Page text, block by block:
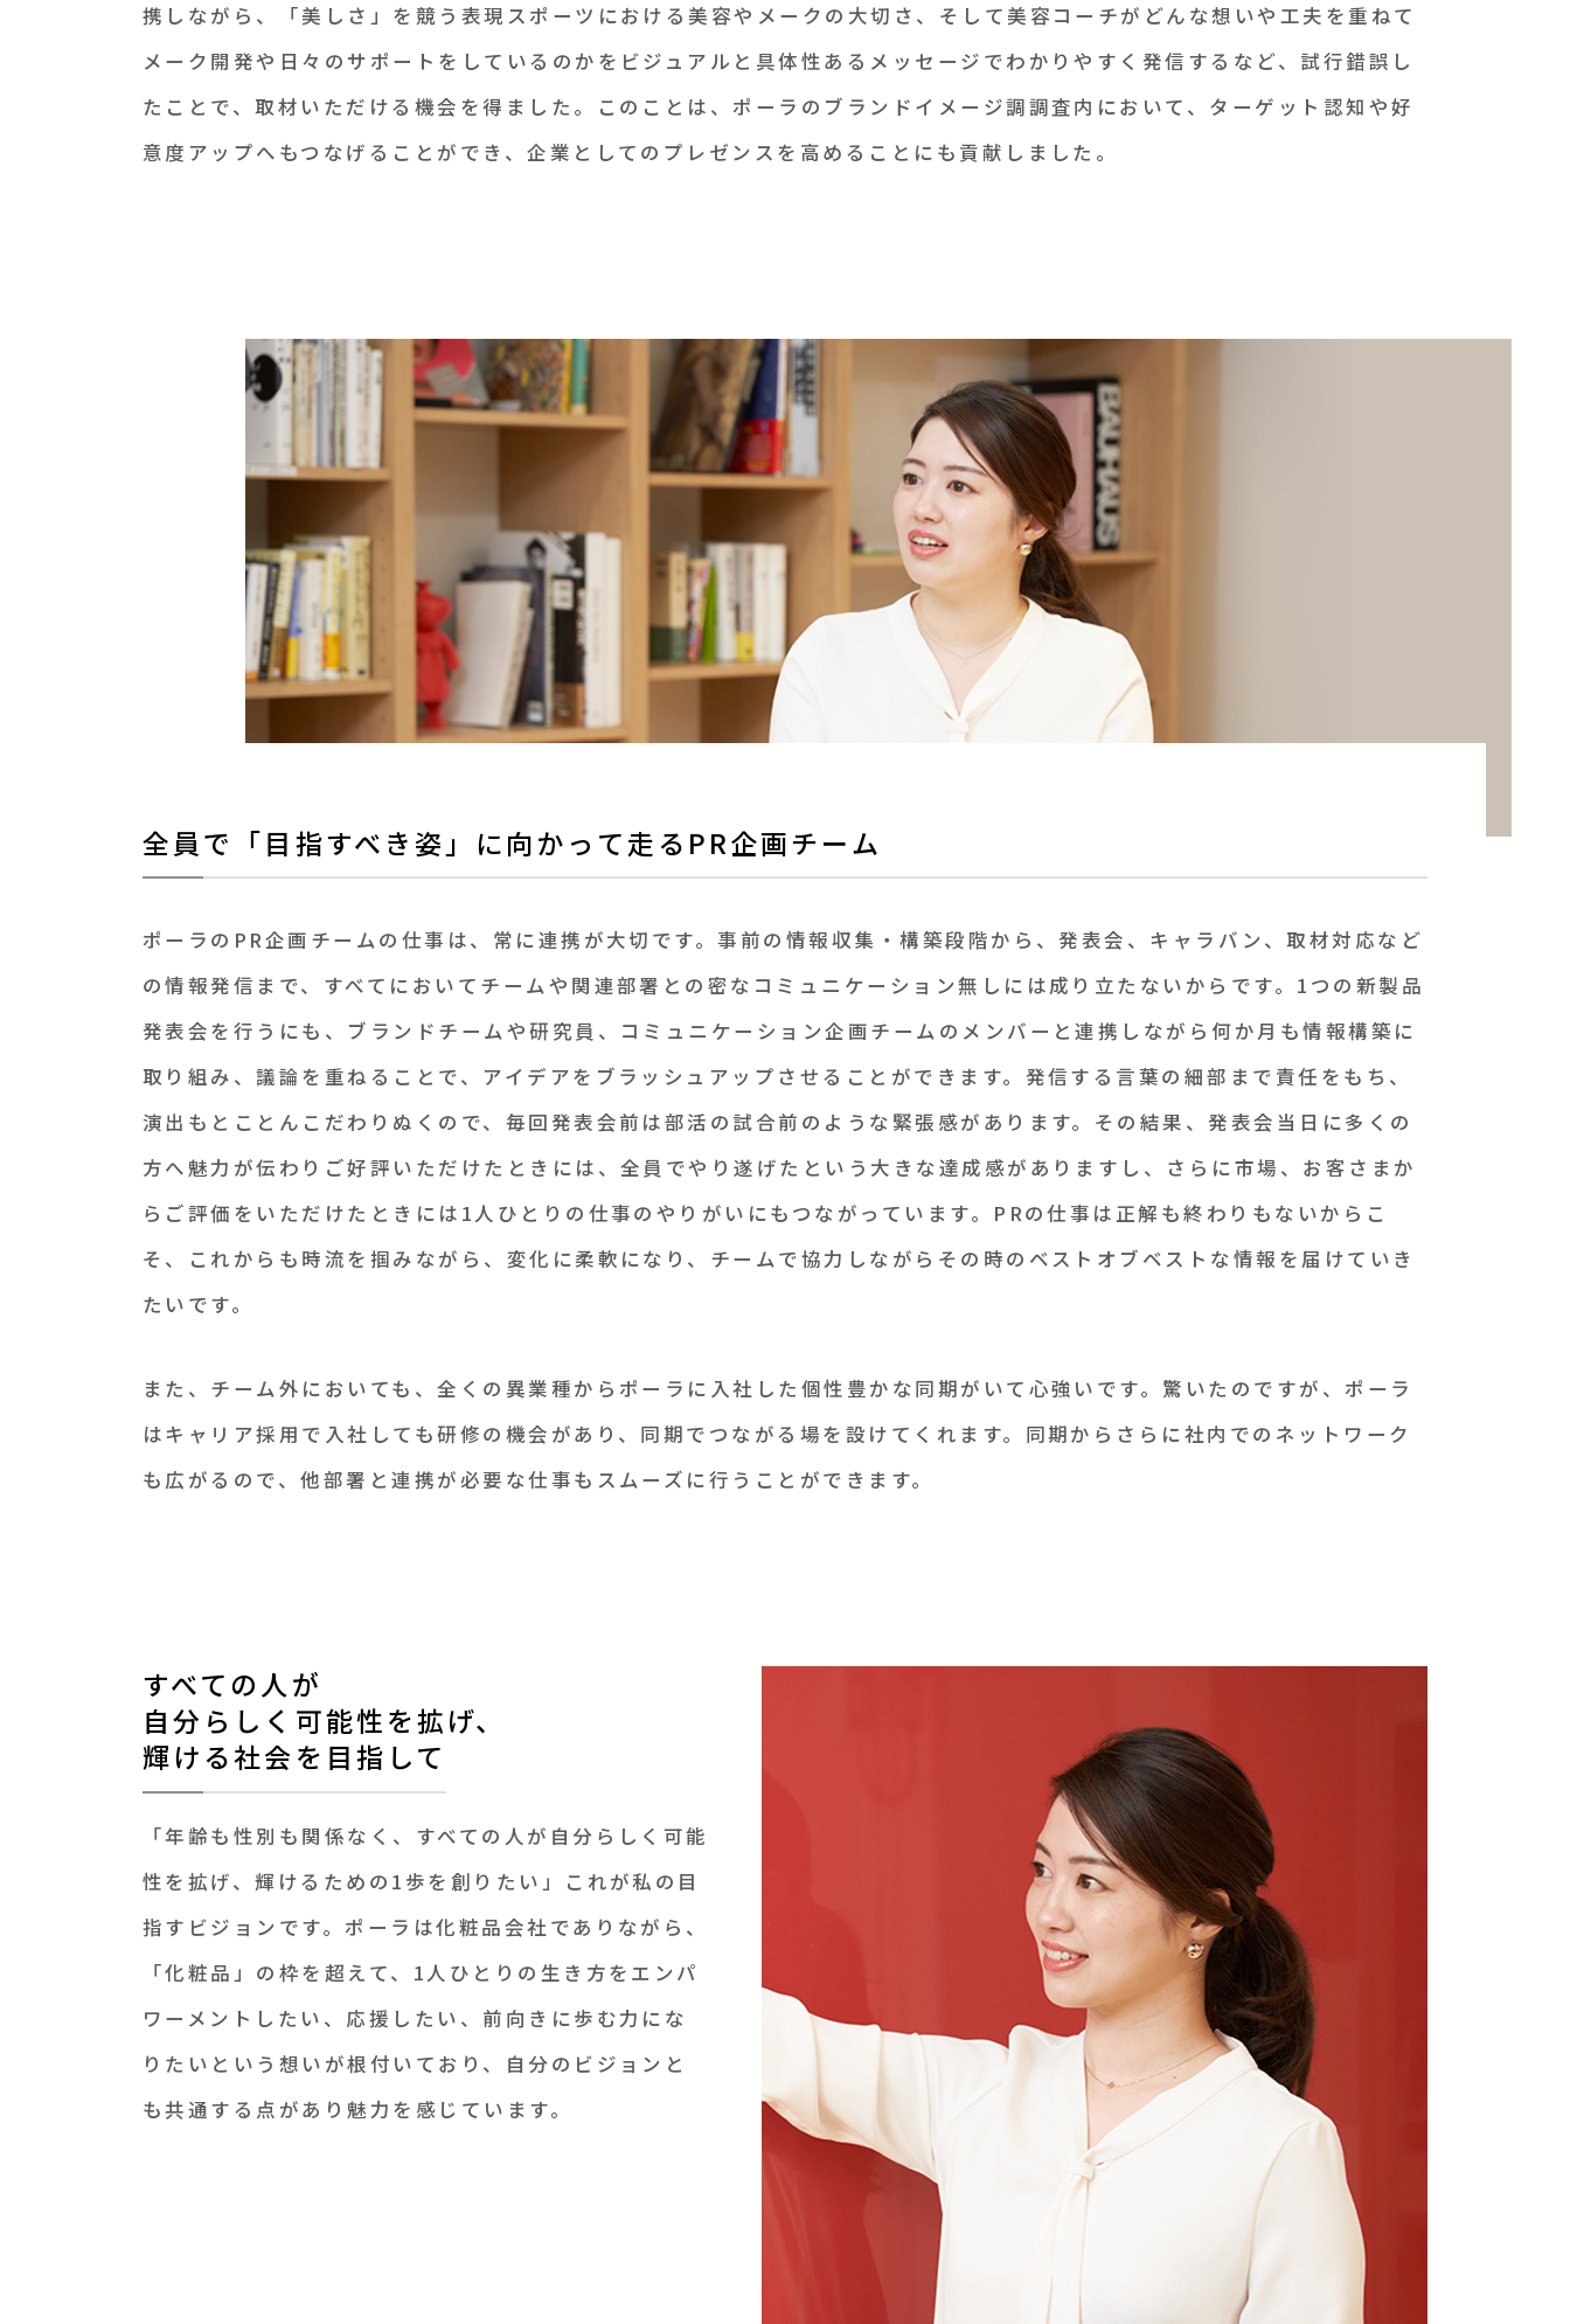
携しながら、「美しさ」を競う表現スポーツにおける美容やメークの大切さ、そして美容コーチがどんな想いや工夫を重ねて
メーク開発や日々のサポートをしているのかをビジュアルと具体性あるメッセージでわかりやすく発信するなど、試行錯誤し
たことで、取材いただける機会を得ました。このことは、ポーラのブランドイメージ調調査内において、ターゲット認知や好
意度アップへもつなげることができ、企業としてのプレゼンスを高めることにも貢献しました。
全員で「目指すべき姿」に向かって走る PR企画チーム
ポーラのPR企画チームの仕事は、常に連携が大切です。事前の情報収集・構築段階から、発表会、キャラバン、取材対応など
の情報発信まで、すべてにおいてチームや関連部署との密なコミュニケーション無しには成り立たないからです。1つの新製品
発表会を行うにも、ブランドチームや研究員、コミュニケーション企画チームのメンバーと連携しながら何か月も情報構築に
取り組み、議論を重ねることで、アイデアをブラッシュアップさせることができます。発信する言葉の細部まで責任をもち、
演出もとことんこだわりぬくので、毎回発表会前は部活の試合前のような緊張感があります。その結果、発表会当日に多くの
方へ魅力が伝わりご好評いただけたときには、全員でやり遂げたという大きな達成感がありますし、さらに市場、お客さまか
らご評価をいただけたときには1人ひとりの仕事のやりがいにもつながっています。PRの仕事は正解も終わりもないからこ
そ、これからも時流を掴みながら、変化に柔軟になり、チームで協力しながらその時のベストオブベストな情報を届けていき
たいです。
また、チーム外においても、全くの異業種からポーラに入社した個性豊かな同期がいて心強いです。驚いたのですが、ポーラ
はキャリア採用で入社しても研修の機会があり、同期でつながる場を設けてくれます。同期からさらに社内でのネットワーク
も広がるので、他部署と連携が必要な仕事もスムーズに行うことができます。
すべての人が
自分らしく可能性を拡げ、
輝ける社会を目指して
「年齢も性別も関係なく、すべての人が自分らしく可能
性を拡げ、輝けるための1歩を創りたい」これが私の目
指すビジョンです。ポーラは化粧品会社でありながら、
「化粧品」の枠を超えて、1人ひとりの生き方をエンパ
ワーメントしたい、応援したい、前向きに歩む力にな
りたいという想いが根付いており、自分のビジョンと
も共通する点があり魅力を感じています。